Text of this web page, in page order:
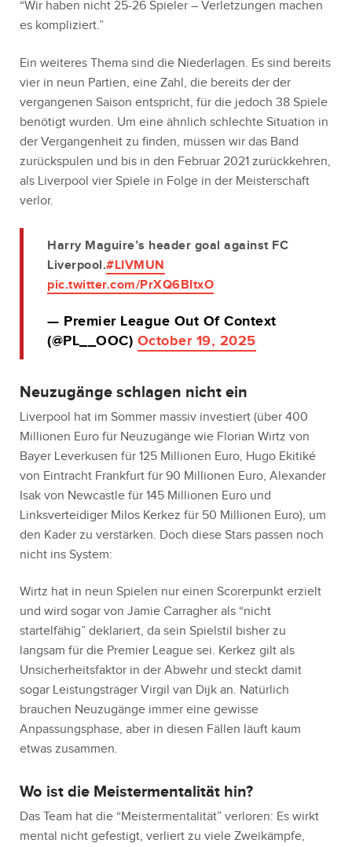
“Wir haben nicht 25-26 Spieler – Verletzungen machen
es kompliziert.”
Ein weiteres Thema sind die Niederlagen. Es sind bereits
vier in neun Partien, eine Zahl, die bereits der der
vergangenen Saison entspricht, für die jedoch 38 Spiele
benötigt wurden. Um eine ähnlich schlechte Situation in
der Vergangenheit zu finden, müssen wir das Band
zurückspulen und bis in den Februar 2021 zurückkehren,
als Liverpool vier Spiele in Folge in der Meisterschaft
verlor.
Harry Maguire’s header goal against FC
Liverpool.#LIVMUN
pic.twitter.com/PrXQ6BItxO
— Premier League Out Of Context
(@PL__OOC) October 19, 2025
Neuzugänge schlagen nicht ein
Liverpool hat im Sommer massiv investiert (über 400
Millionen Euro für Neuzugänge wie Florian Wirtz von
Bayer Leverkusen für 125 Millionen Euro, Hugo Ekitiké
von Eintracht Frankfurt für 90 Millionen Euro, Alexander
Isak von Newcastle für 145 Millionen Euro und
Linksverteidiger Milos Kerkez für 50 Millionen Euro), um
den Kader zu verstärken. Doch diese Stars passen noch
nicht ins System:
Wirtz hat in neun Spielen nur einen Scorerpunkt erzielt
und wird sogar von Jamie Carragher als “nicht
startelfähig” deklariert, da sein Spielstil bisher zu
langsam für die Premier League sei. Kerkez gilt als
Unsicherheitsfaktor in der Abwehr und steckt damit
sogar Leistungsträger Virgil van Dijk an. Natürlich
brauchen Neuzugänge immer eine gewisse
Anpassungsphase, aber in diesen Fällen läuft kaum
etwas zusammen.
Wo ist die Meistermentalität hin?
Das Team hat die “Meistermentalität” verloren: Es wirkt
mental nicht gefestigt, verliert zu viele Zweikämpfe,